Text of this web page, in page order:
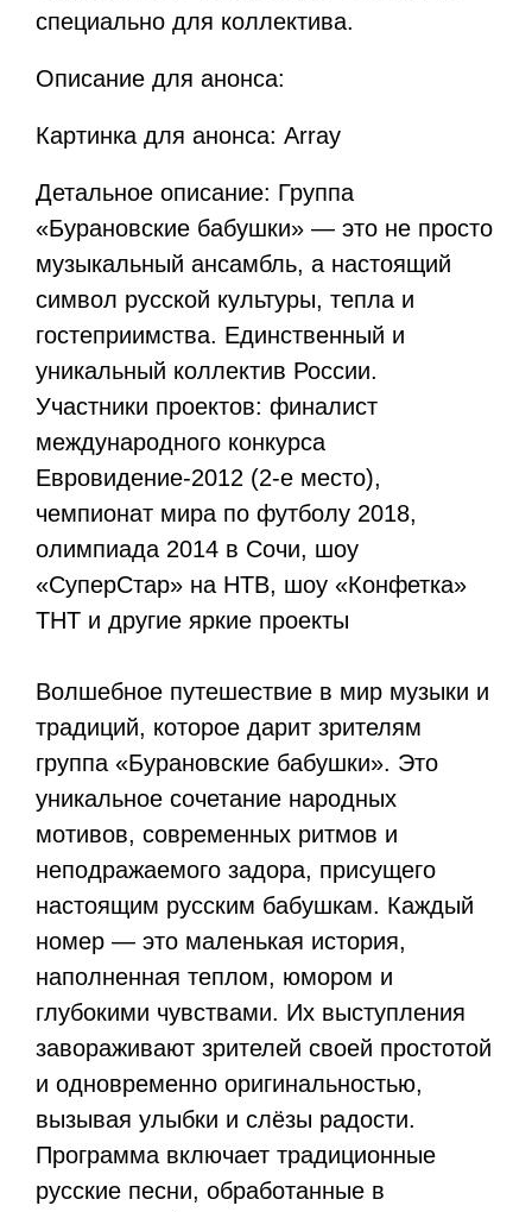
специально для коллектива.
Описание для анонса:
Картинка для анонса: Array
Детальное описание: Группа
«Бурановские бабушки» — это не просто
музыкальный ансамбль, а настоящий
символ русской культуры, тепла и
гостеприимства. Единственный и
уникальный коллектив России.
Участники проектов: финалист
международного конкурса
Евровидение-2012 (2-е место),
чемпионат мира по футболу 2018,
олимпиада 2014 в Сочи, шоу
«СуперСтар» на НТВ, шоу «Конфетка»
ТНТ и другие яркие проекты
Волшебное путешествие в мир музыки и
традиций, которое дарит зрителям
группа «Бурановские бабушки». Это
уникальное сочетание народных
мотивов, современных ритмов и
неподражаемого задора, присущего
настоящим русским бабушкам. Каждый
номер — это маленькая история,
наполненная теплом, юмором и
глубокими чувствами. Их выступления
завораживают зрителей своей простотой
и одновременно оригинальностью,
вызывая улыбки и слёзы радости.
Программа включает традиционные
русские песни, обработанные в